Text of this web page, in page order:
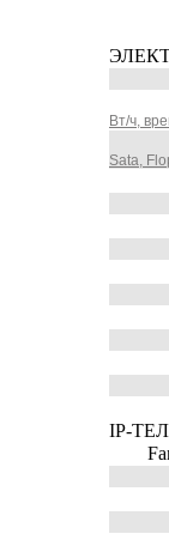
Вт/ч,
Sata,
IP-